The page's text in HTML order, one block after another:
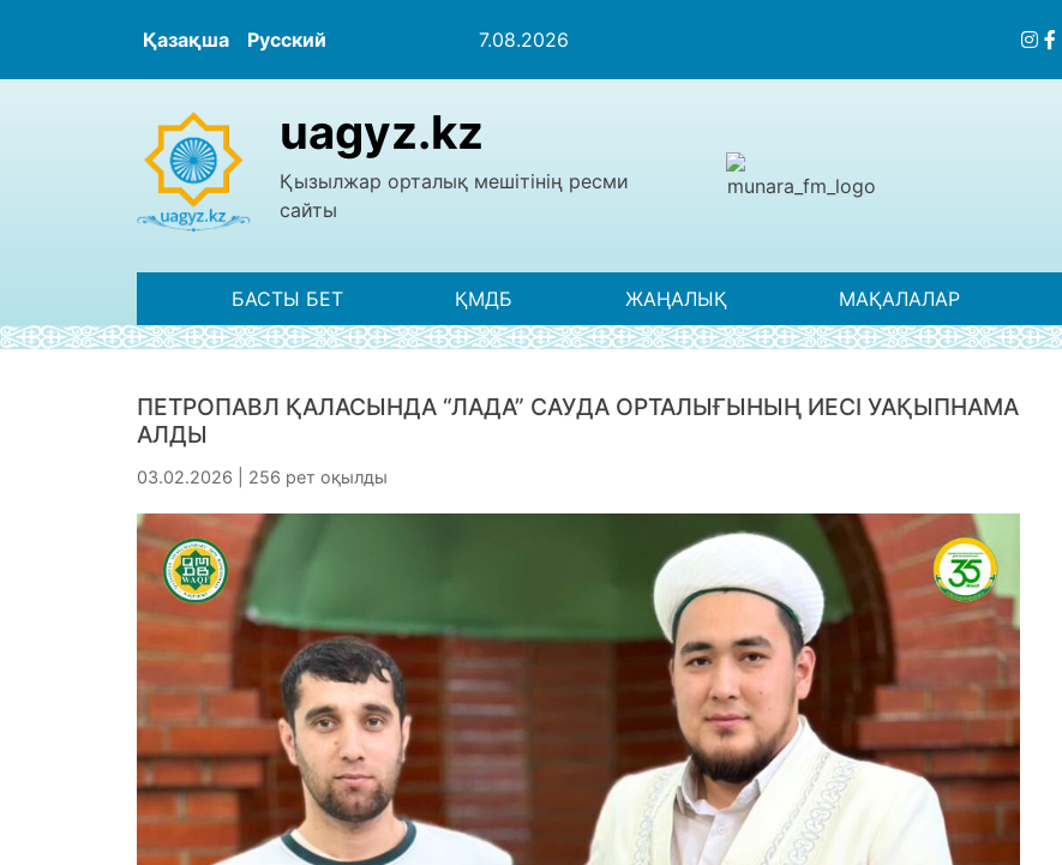
Қазақша Русский 7.08.2026
uagyz.kz
Қызылжар орталық мешітінің ресми
сайты
БАСТЫ БЕТ ҚМДБ ЖАҢАЛЫҚ МАҚАЛАЛАР
ПЕТРОПАВЛ ҚАЛАСЫНДА “ЛАДА” САУДА ОРТАЛЫҒЫНЫҢ ИЕСІ УАҚЫПНАМА
АЛДЫ
03.02.2026 | 256 рет оқылды